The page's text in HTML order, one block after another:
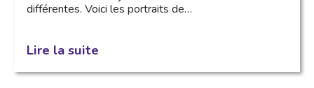
différentes. Voici les portraits de…
Lire la suite